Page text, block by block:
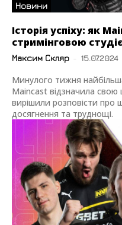
Новини
Історія успіху: як
стримінговою
Максим Скляр - 15.07.2024
Минулого тижня
Maincast відзначила свою
вирішили розповісти про
досягнення та труднощі.